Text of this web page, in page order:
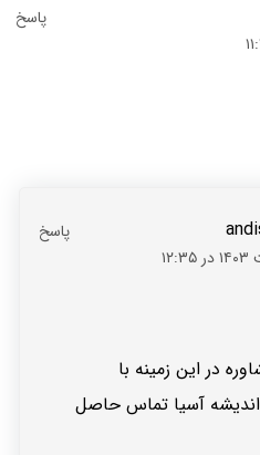
در این زمینه با
آسیا تماس حاصل